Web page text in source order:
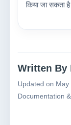
किया जा सकता
Written By
Updated on
Documentation